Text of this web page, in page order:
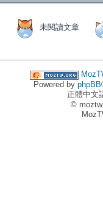
未閱讀文章
Powered by phpBB
正體中文
©